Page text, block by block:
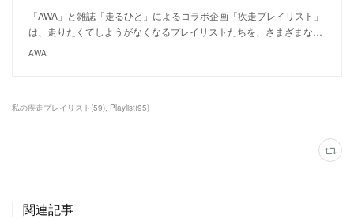
「AWA」と雑誌「走るひと」によるコラボ企画「疾走プレイリスト」
は、走りたくてしようがなくなるプレイリストたちを、さまざまな…
AWA
私の疾走プレイリスト(59) Playlist(95)
関連記事